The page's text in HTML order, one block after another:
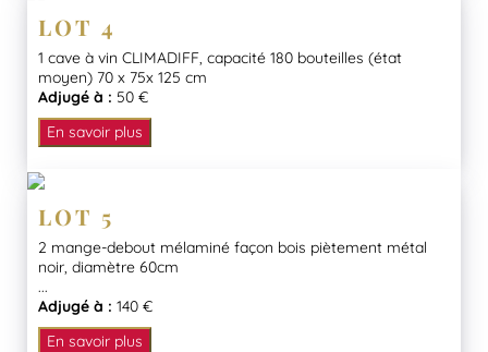
LOT 4
1 cave à vin CLIMADIFF, capacité 180 bouteilles (état
moyen) 70 x 75x 125 cm
Adjugé à : 50 €
En savoir plus
LOT 5
2 mange-debout mélaminé façon bois piètement métal
noir, diamètre 60cm
...
Adjugé à : 140 €
En savoir plus